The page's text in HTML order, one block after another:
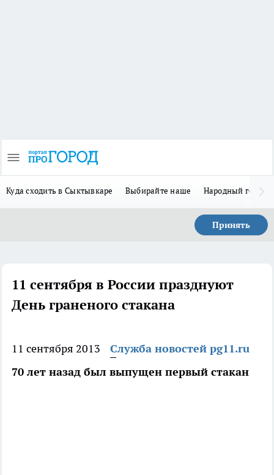
Куда сходить в Сыктывкаре Выбирайте наше Народный герой
Принять
11 сентября в России празднуют
День граненого стакана
11 сентября 2013
Служба новостей pg11.ru
70 лет назад был выпущен первый стакан